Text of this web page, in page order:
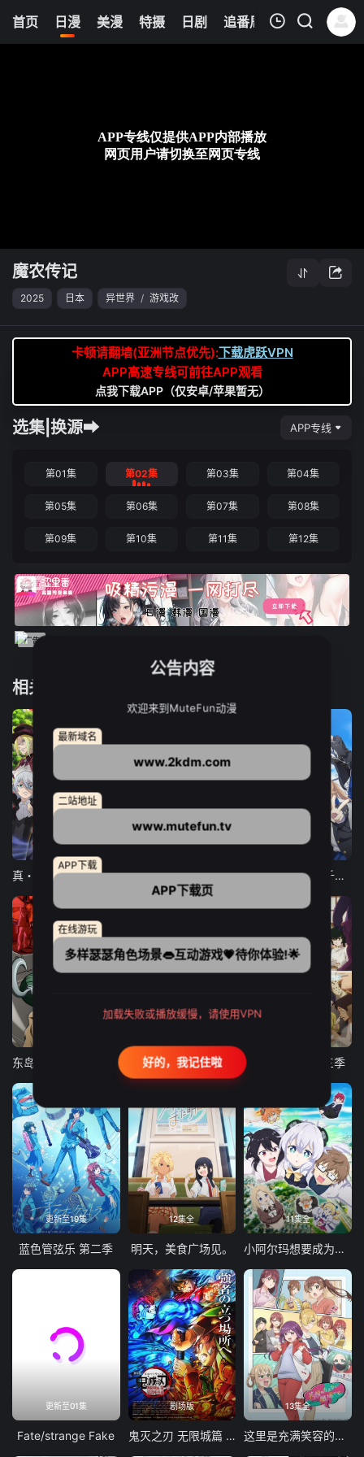
首页 日漫 美漫 特摄 日剧 追番周表 今日更新
0
清空
魔农传记
2025 日本 异世界 / 游戏改
卡顿请翻墙(亚洲节点优先):下载虎跃VPN
APP高速专线可前往APP观看
点我下载APP（仅安卓/苹果暂无）
选集|换源➡ APP专线
第01集 第02集 第03集 第04集
第05集 第06集 第07集 第08集
第09集 第10集 第11集 第12集
相关推荐
12集全
真・进化果 实不知不觉踏上胜利的人生
12集全
东京猫猫 NEW～♡
13集全
弹珠汽水瓶里的千岁同学
古诺希亚 致不灭的你 第三季
更新至19集
蓝色管弦乐 第二季
12集全
明天，美食广场见。
11集全
小阿尔玛想要成为家人
更新至01集
Fate/strange Fake
剧场版
鬼灭之刃 无限城篇 第一章 猗窝座再袭
13集全
这里是充满笑容的职场。
公告内容
欢迎来到MuteFun动漫
最新域名
www.2kdm.com
二站地址
www.mutefun.tv
APP下载
APP下载页
在线游玩
多样瑟瑟角色场景👄互动游戏💗待你体验!🌟
加载失败或播放缓慢，请使用VPN
好的，我记住啦